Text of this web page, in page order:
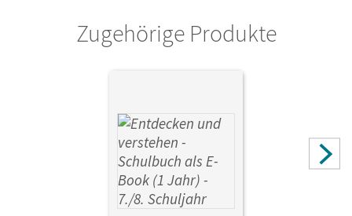
Zugehörige Produkte